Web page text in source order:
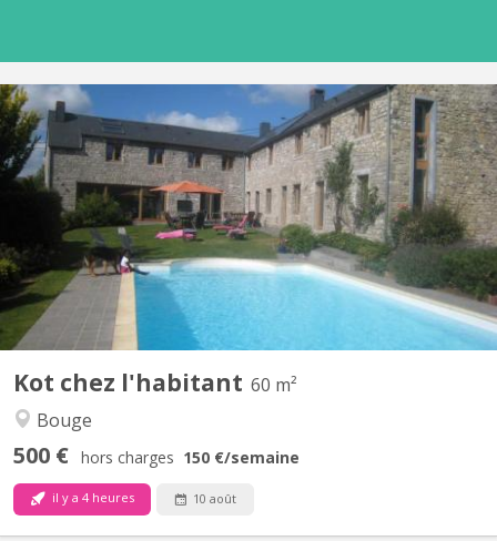
Kot chez l'habitant 60 m²
Bouge
500 € hors charges 150 €/semaine
il y a 4 heures 10 août
KN 964
A louer uniquement pour un étudiant , deux pièces
indépendantes dans une jolie maison en pierres du pays. Entrée
privative. Kitchinette. Pas de domiciliation. Pas d'animaux. Le
quartier est très bien desservi par les bus . Proximité des grands
axes routiers (E411, Chaussée de Louvain, Route...